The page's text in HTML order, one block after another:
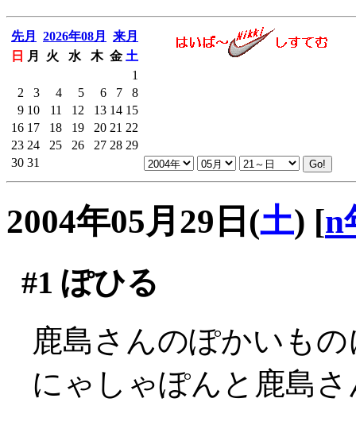
先月 2026年08月
来月
日
月 火 水 木 金 土
1
2
3 4 5 6 7
8
9 10 11 12 13 14 15
16 17 18 19 20 21 22
23 24 25 26 27 28 29
30 31
2004年05月29日(土) [n
#1 ぽひる
鹿島さんのぽかいも
にゃしゃぽんと鹿島